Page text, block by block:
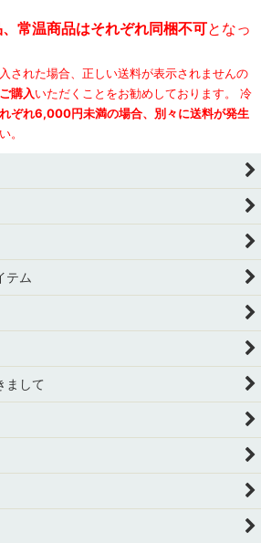
、常温商品はそれぞれ同梱不可となっ
された場合、正しい送料が表示されませんの
購入いただくことをお勧めしております。 冷
ぞれ6,000円未満の場合、別々に送料が発生
。
テム
まして